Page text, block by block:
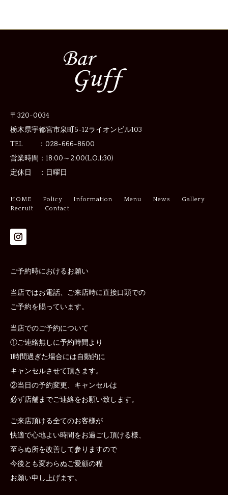
〒320-0034
栃木県宇都宮市泉町5-12ライオンビル103
TEL ：028-666-8600
営業時間： 18:00～2:00(L.O.1:30)
定休日 ： 日曜日
HOME Policy Information Menu News
Gallery
Recruit
Contact
ご予約時におけるお願い
当店ではお電話、ご来店時に直接口頭での
ご予約を賜っています。
当店でのご予約について
①ご連絡無しに予約時間より
1時間過ぎた場合には自動的に
キャンセルさせて頂きます。
②当日の予約変更、キャンセルは
必ず店舗までご連絡をお願い致します。
ご来店頂ける全てのお客様が
快適で心地よい時間をお過ごし頂ける様、
至らぬ所を改善して参りますので
今後とも変わらぬご愛顧の程
お願い申し上げます。